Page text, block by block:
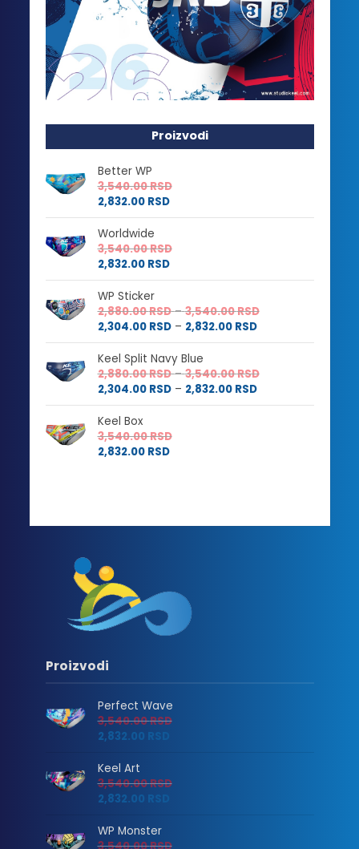
Proizvodi
Better WP
3,540.00RSD
2,832.00 RSD
Worldwide
3,540.00RSD
2,832.00 RSD
WP Sticker
2,880.00RSD – 3,540.00RSDRaspon
od
do
2,304.00 RSD – 2,832.00 RSDRaspon
cena:
2,304.00 RSD
do
2,832.00 RSD
Keel Split Navy Blue
2,880.00RSD – 3,540.00RSDRaspon
od
2,304.00 RSD – 2,832.00 RSDRaspon
cena:
Keel Box
3,540.00RSD
2,832.00 RSD
Proizvodi
Perfect Wave
3,540.00RSD
2,832.00 RSD
Keel Art
3,540.00RSD
2,832.00 RSD
WP Monster